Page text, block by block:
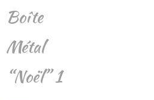
Boîte
Métal
“Noël” 1